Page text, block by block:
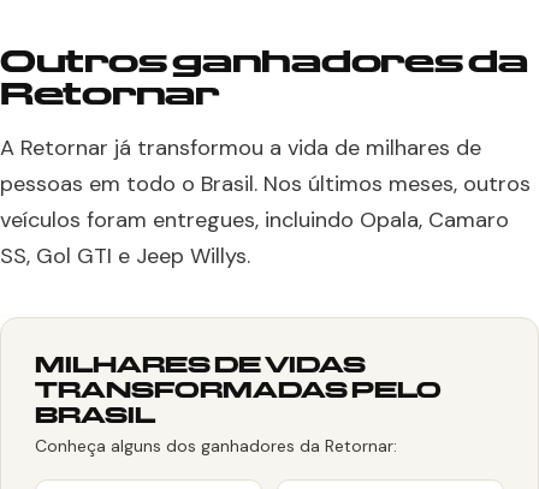
Outros ganhadores da
Retornar
A Retornar já transformou a vida de milhares de
pessoas em todo o Brasil. Nos últimos meses, outros
veículos foram entregues, incluindo Opala, Camaro
SS, Gol GTI e Jeep Willys.
MILHARES DE VIDAS
TRANSFORMADAS PELO
BRASIL
Conheça alguns dos ganhadores da Retornar: